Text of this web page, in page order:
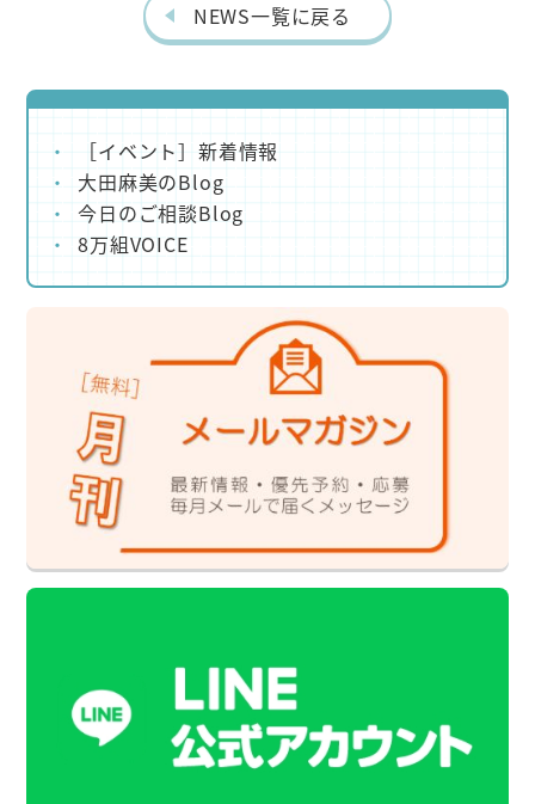
NEWS一覧に戻る
［イベント］新着情報
大田麻美のBlog
今日のご相談Blog
8万組VOICE